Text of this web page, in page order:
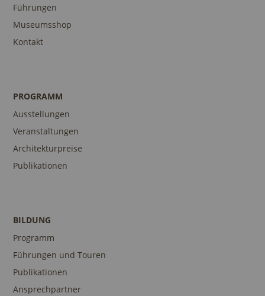
Führungen
Museumsshop
Kontakt
PROGRAMM
Ausstellungen
Veranstaltungen
Architekturpreise
Publikationen
BILDUNG
Programm
Führungen und Touren
Publikationen
Ansprechpartner